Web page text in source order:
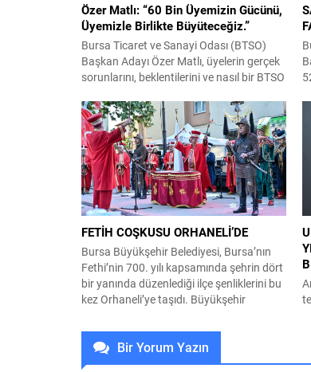
Özer Matlı: “60 Bin Üyemizin Gücünü,
Üyemizle Birlikte Büyüteceğiz.”
Bursa Ticaret ve Sanayi Odası (BTSO)
Başkan Adayı Özer Matlı, üyelerin gerçek
sorunlarını, beklentilerini ve nasıl bir BTSO
dinlediklerini belirterek, “Şimdi daha
yoğun bir saha dönemine geçiyoruz.
Üyelerimizle daha fazla buluşacak, nasıl
bir yönetim anlayışı önerdiğimizi ve
hazırladığımız çözümleri nasıl hayata
geçireceğimizi anlatacağız. Hiçbir üyemiz
merak etmesin;...
FETİH COŞKUSU ORHANELİ’DE
Bursa Büyükşehir Belediyesi, Bursa’nın
Fethi’nin 700. yılı kapsamında şehrin dört
bir yanında düzenlediği ilçe şenliklerini bu
kez Orhaneli’ye taşıdı. Büyükşehir
Dairesi Başkanlığı tarafından Orhaneli 9
Eylül Meydanı’nda gerçekleştirilen
etkinlikler, her yaştan vatandaşı bir araya
Bir Yorum Yazın